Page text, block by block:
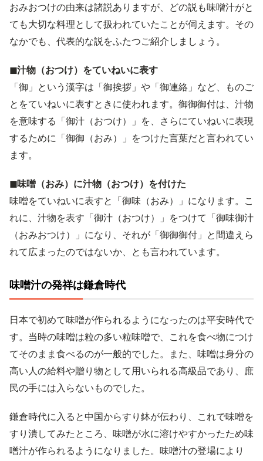
おみおつけの由来は諸説ありますが、どの説も味噌汁がと
ても大切な料理として扱われていたことが伺えます。その
なかでも、代表的な説をふたつご紹介しましょう。
◼︎汁物（おつけ）をていねいに表す
「御」という漢字は「御挨拶」や「御連絡」など、ものご
とをていねいに表すときに使われます。御御御付は、汁物
を意味する「御汁（おつけ）」を、さらにていねいに表現
するために「御御（おみ）」をつけた言葉だと言われてい
ます。
◼︎味噌（おみ）に汁物（おつけ）を付けた
味噌をていねいに表すと「御味（おみ）」になります。こ
れに、汁物を表す「御汁（おつけ）」をつけて「御味御汁
（おみおつけ）」になり、それが「御御御付」と間違えら
れて広まったのではないか、とも言われています。
味噌汁の発祥は鎌倉時代
日本で初めて味噌が作られるようになったのは平安時代で
す。当時の味噌は粒の多い粒味噌で、これを食べ物につけ
てそのまま食べるのが一般的でした。また、味噌は身分の
高い人の給料や贈り物として用いられる高級品であり、庶
民の手には入らないものでした。
鎌倉時代に入ると中国からすり鉢が伝わり、これで味噌を
すり潰してみたところ、味噌が水に溶けやすかったため味
噌汁が作られるようになりました。味噌汁の登場により